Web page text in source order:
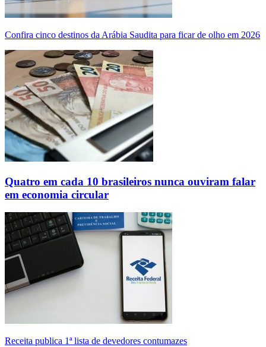
Confira cinco destinos da Arábia Saudita para ficar de olho em 2026
Quatro em cada 10 brasileiros nunca ouviram falar
em economia circular
Receita publica 1ª lista de devedores contumazes